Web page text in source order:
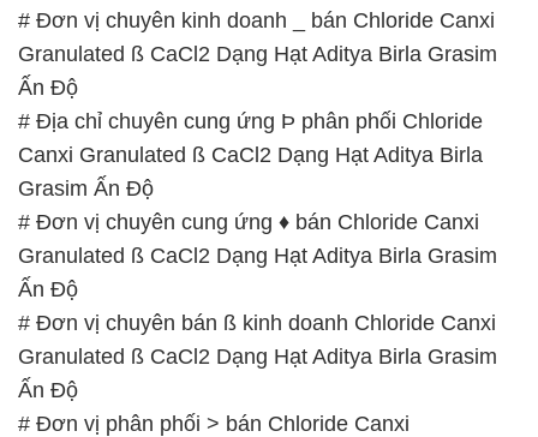
# Đơn vị chuyên kinh doanh _ bán Chloride Canxi
Granulated ß CaCl2 Dạng Hạt Aditya Birla Grasim
Ấn Độ
# Địa chỉ chuyên cung ứng Þ phân phối Chloride
Canxi Granulated ß CaCl2 Dạng Hạt Aditya Birla
Grasim Ấn Độ
# Đơn vị chuyên cung ứng ♦ bán Chloride Canxi
Granulated ß CaCl2 Dạng Hạt Aditya Birla Grasim
Ấn Độ
# Đơn vị chuyên bán ß kinh doanh Chloride Canxi
Granulated ß CaCl2 Dạng Hạt Aditya Birla Grasim
Ấn Độ
# Đơn vị phân phối > bán Chloride Canxi